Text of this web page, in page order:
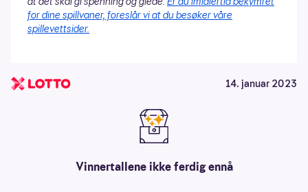
for dine spillvaner, foreslår vi at du besøker våre
spillevettsider.
14. januar 2023
Vinnertallene ikke ferdig ennå